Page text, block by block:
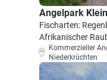
Angelpark
Fischarten:
Afrikanischer
Kommerzieller
Niederkrüchten